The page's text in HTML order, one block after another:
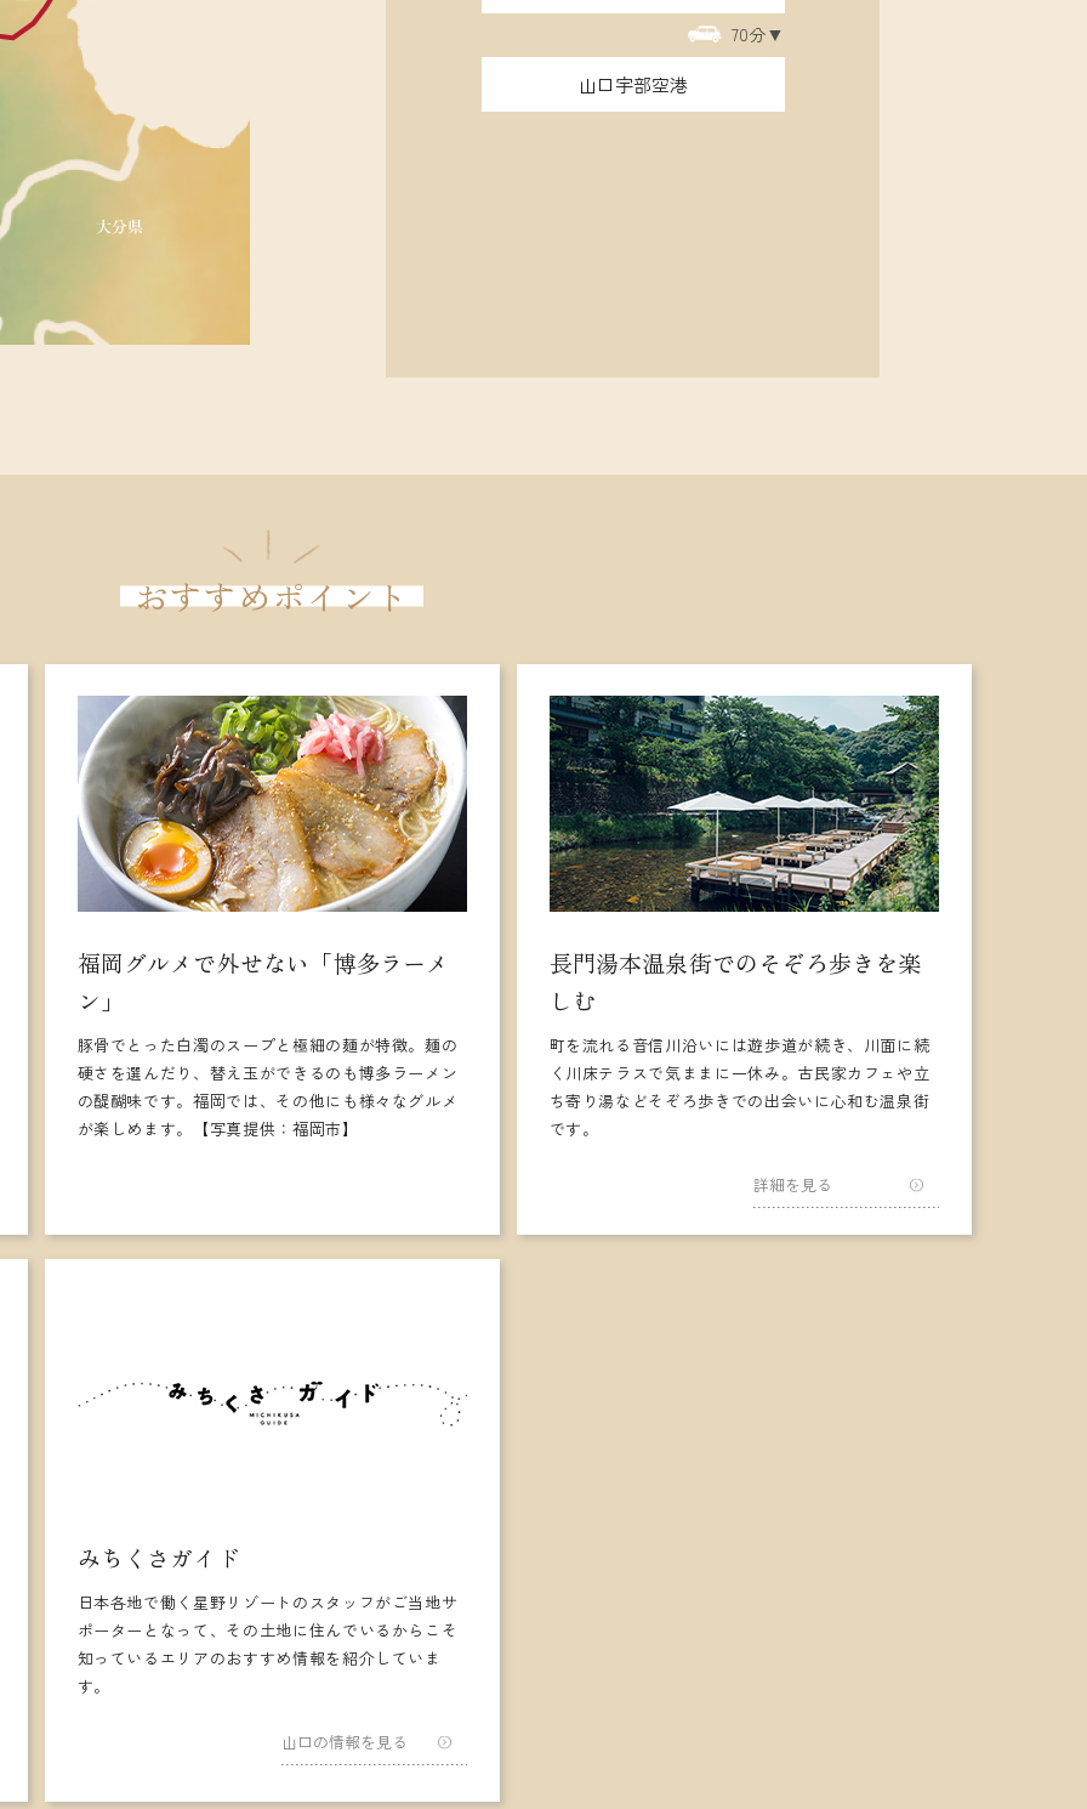
長門湯本温泉街
県最古の歴史を持つといわれる長門
温泉。源泉の湧く立ち寄り湯「恩
を中心に、古民家カフェやショップ
ち並び、そぞろ歩きを楽しめます。
詳細を見る
70分
山口宇部空港
おすすめポイント
福岡グルメで外せない「博多ラーメ
ン」
豚骨でとった白濁のスープと極細の麺が特徴。麺の
硬さを選んだり、替え玉ができるのも博多ラーメン
の醍醐味です。福岡では、その他にも様々なグルメ
が楽しめます。【写真提供：福岡市】
長門湯本温泉街でのそぞろ歩きを楽
しむ
町を流れる音信川沿いには遊歩道が続き、川面に続
く川床テラスで気ままに一休み。古民家カフェや立
ち寄り湯などそぞろ歩きでの出会いに心和む温泉街
です。
詳細を見る
みちくさガイド
日本各地で働く星野リゾートのスタッフがご当地サ
ポーターとなって、その土地に住んでいるからこそ
知っているエリアのおすすめ情報を紹介していま
す。
山口の情報を見る